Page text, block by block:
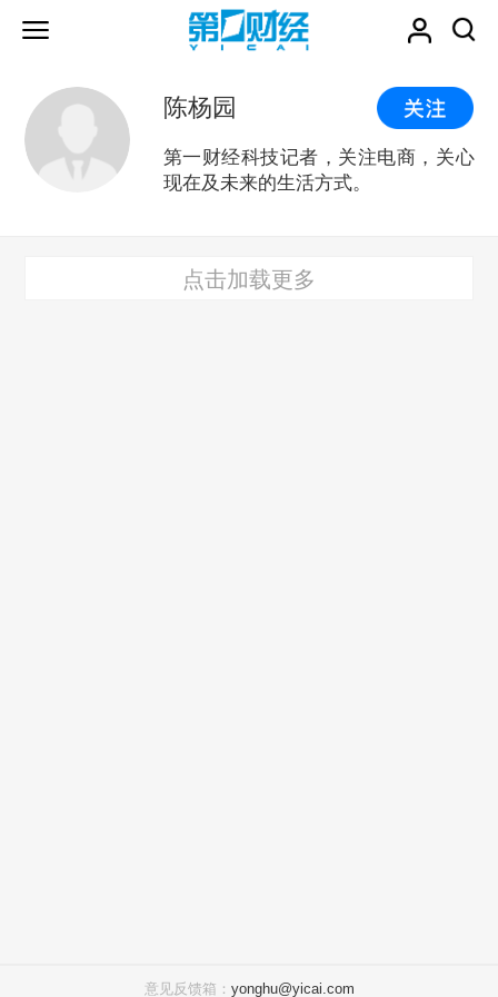
陈杨园
第一财经科技记者，关注电商，关心
现在及未来的生活方式。
点击加载更多
意见反馈箱： yonghu@yicai.com